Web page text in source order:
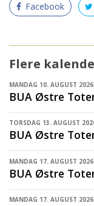
Facebook
Flere
MANDAG 10. AUGUST
BUA Østre
TORSDAG 13. AUGUST
BUA Østre
MANDAG 17. AUGUST
BUA Østre
MANDAG 17. AUGUST